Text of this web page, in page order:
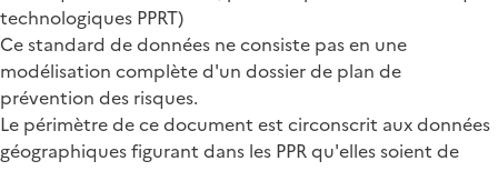
technologiques PPRT)
Ce standard de données ne consiste pas en une
modélisation complète d'un dossier de plan de
prévention des risques.
Le périmètre de ce document est circonscrit aux données
géographiques figurant dans les PPR qu'elles soient de